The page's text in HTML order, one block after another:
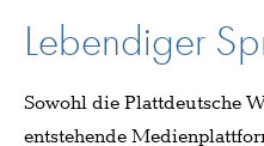
Lebendiger
Sowohl die Plattdeutsche
entstehende